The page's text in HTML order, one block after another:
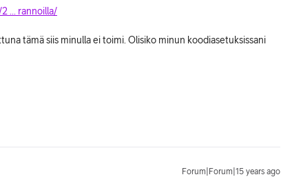
... rannoilla/
tämä siis minulla ei toimi. Olisiko minun koodiasetuksissani
Forum|Forum|15 years ago